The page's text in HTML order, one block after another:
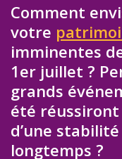
Comment
votre
imminentes
1er juillet ?
grands
été réussiront
d’une
longtemps ?